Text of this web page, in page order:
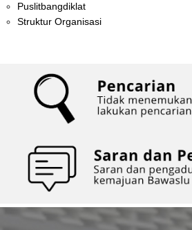
Puslitbangdiklat
Struktur Organisasi